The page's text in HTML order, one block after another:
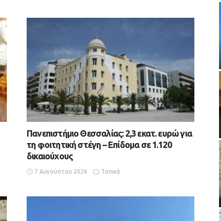
Πανεπιστήμιο Θεσσαλίας: 2,3 εκατ. ευρώ για
τη φοιτητική στέγη – Επίδομα σε 1.120
δικαιούχους
7 Αυγούστου 2026 Τοπικά